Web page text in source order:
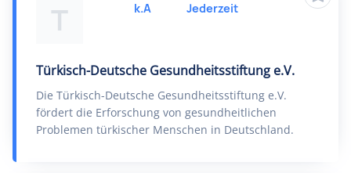
T
Türkisch-Deutsche Gesundheitsstiftung e.V.
Die Türkisch-Deutsche Gesundheitsstiftung e.V.
fördert die Erforschung von gesundheitlichen
Problemen türkischer Menschen in Deutschland.
k.A Jederzeit